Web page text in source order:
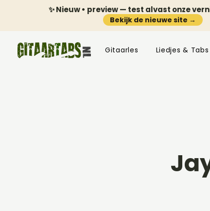
✨ Nieuw • preview — test alvast onze
Bekijk de nieuwe site →
Gitaarles Liedjes & Tabs